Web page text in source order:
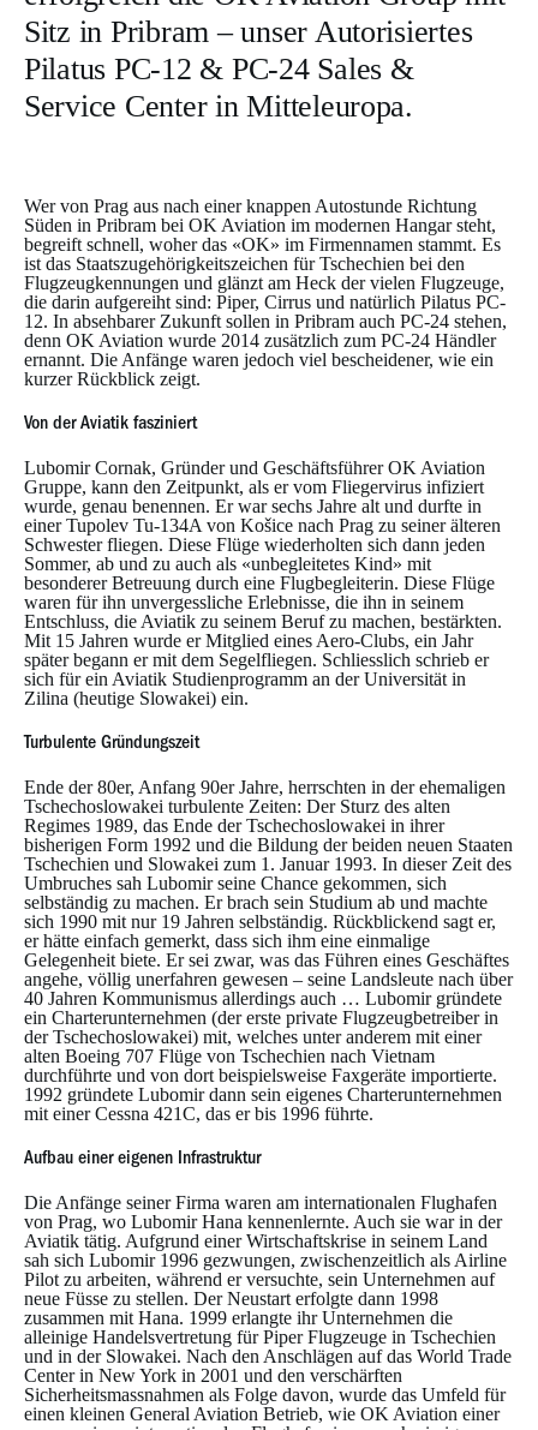
Sitz in Pribram – unser Autorisiertes
Pilatus PC-12 & PC-24 Sales &
Service Center in Mitteleuropa.
Wer von Prag aus nach einer knappen Autostunde Richtung
Süden in Pribram bei OK Aviation im modernen Hangar steht,
begreift schnell, woher das «OK» im Firmennamen stammt. Es
ist das Staatszugehörigkeitszeichen für Tschechien bei den
Flugzeugkennungen und glänzt am Heck der vielen Flugzeuge,
die darin aufgereiht sind: Piper, Cirrus und natürlich Pilatus PC-
12. In absehbarer Zukunft sollen in Pribram auch PC-24 stehen,
denn OK Aviation wurde 2014 zusätzlich zum PC-24 Händler
ernannt. Die Anfänge waren jedoch viel bescheidener, wie ein
kurzer Rückblick zeigt.
Von der Aviatik fasziniert
Lubomir Cornak, Gründer und Geschäftsführer OK Aviation
Gruppe, kann den Zeitpunkt, als er vom Fliegervirus infiziert
wurde, genau benennen. Er war sechs Jahre alt und durfte in
einer Tupolev Tu-134A von Košice nach Prag zu seiner älteren
Schwester fliegen. Diese Flüge wiederholten sich dann jeden
Sommer, ab und zu auch als «unbegleitetes Kind» mit
besonderer Betreuung durch eine Flugbegleiterin. Diese Flüge
waren für ihn unvergessliche Erlebnisse, die ihn in seinem
Entschluss, die Aviatik zu seinem Beruf zu machen, bestärkten.
Mit 15 Jahren wurde er Mitglied eines Aero-Clubs, ein Jahr
später begann er mit dem Segelfliegen. Schliesslich schrieb er
sich für ein Aviatik Studienprogramm an der Universität in
Zilina (heutige Slowakei) ein.
Turbulente Gründungszeit
Ende der 80er, Anfang 90er Jahre, herrschten in der ehemaligen
Tschechoslowakei turbulente Zeiten: Der Sturz des alten
Regimes 1989, das Ende der Tschechoslowakei in ihrer
bisherigen Form 1992 und die Bildung der beiden neuen Staaten
Tschechien und Slowakei zum 1. Januar 1993. In dieser Zeit des
Umbruches sah Lubomir seine Chance gekommen, sich
selbständig zu machen. Er brach sein Studium ab und machte
sich 1990 mit nur 19 Jahren selbständig. Rückblickend sagt er,
er hätte einfach gemerkt, dass sich ihm eine einmalige
Gelegenheit biete. Er sei zwar, was das Führen eines Geschäftes
angehe, völlig unerfahren gewesen – seine Landsleute nach über
40 Jahren Kommunismus allerdings auch … Lubomir gründete
ein Charterunternehmen (der erste private Flugzeugbetreiber in
der Tschechoslowakei) mit, welches unter anderem mit einer
alten Boeing 707 Flüge von Tschechien nach Vietnam
durchführte und von dort beispielsweise Faxgeräte importierte.
1992 gründete Lubomir dann sein eigenes Charterunternehmen
mit einer Cessna 421C, das er bis 1996 führte.
Aufbau einer eigenen Infrastruktur
Die Anfänge seiner Firma waren am internationalen Flughafen
von Prag, wo Lubomir Hana kennenlernte. Auch sie war in der
Aviatik tätig. Aufgrund einer Wirtschaftskrise in seinem Land
sah sich Lubomir 1996 gezwungen, zwischenzeitlich als Airline
Pilot zu arbeiten, während er versuchte, sein Unternehmen auf
neue Füsse zu stellen. Der Neustart erfolgte dann 1998
zusammen mit Hana. 1999 erlangte ihr Unternehmen die
alleinige Handelsvertretung für Piper Flugzeuge in Tschechien
und in der Slowakei. Nach den Anschlägen auf das World Trade
Center in New York in 2001 und den verschärften
Sicherheitsmassnahmen als Folge davon, wurde das Umfeld für
einen kleinen General Aviation Betrieb, wie OK Aviation einer